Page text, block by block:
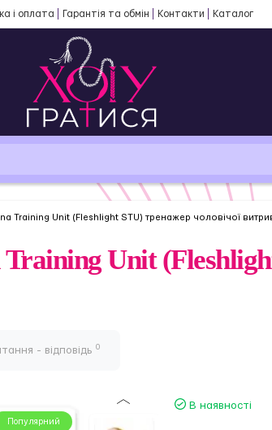
і оплата Гарантія та обмін Контакти Каталог
Training Unit (Fleshlight STU) тренажер чоловічої
Unit
- відповідь 0
Популярний
В наявності